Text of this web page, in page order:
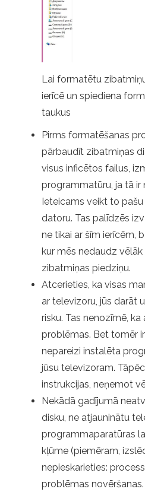
Lai formatētu
ierīcē un spiediena
taukus
Pirms formatēšanas
pārbaudīt zibatmiņas
visus inficētos failus,
programmatūru, ja tā ir
Ieteicams veikt to
datoru. Tas palīdzēs
ne tikai ar šīm ierīcēm,
kur mēs nedaudz
zibatmiņas piedziņu.
Atcerieties, ka visas
ar televizoru, jūs darāt
risku. Tas nenozīmē, ka
problēmas. Bet tomēr
nepareizi instalēta
jūsu televizoram.
instrukcijas, neņemot
Nekādā gadījumā
disku, ne atjauninātu
programmaparatūras
kļūme (piemēram,
nepieskarieties:
problēmas